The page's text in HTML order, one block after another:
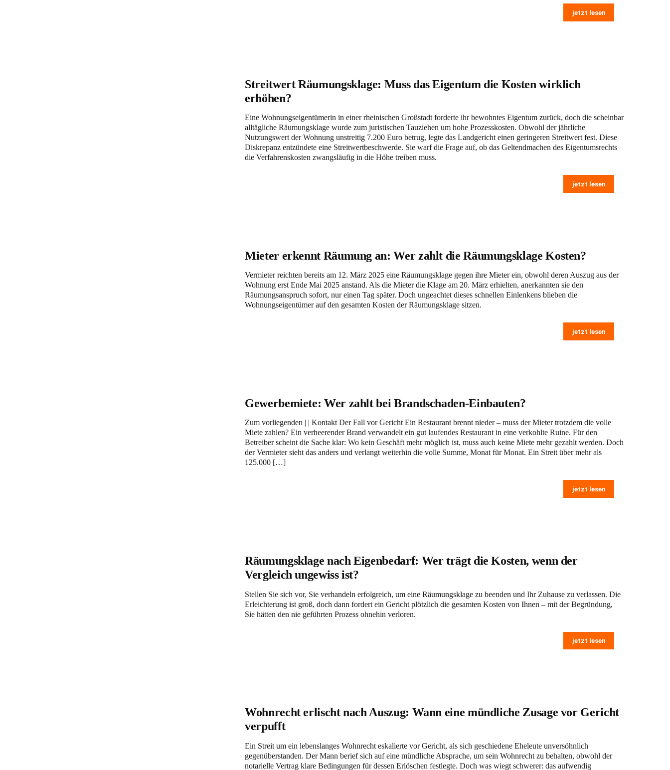
jetzt lesen
Streitwert Räumungsklage: Muss das Eigentum die Kosten wirklich
erhöhen?
Eine Wohnungseigentümerin in einer rheinischen Großstadt forderte ihr bewohntes Eigentum zurück, doch die scheinbar
alltägliche Räumungsklage wurde zum juristischen Tauziehen um hohe Prozesskosten. Obwohl der jährliche
Nutzungswert der Wohnung unstreitig 7.200 Euro betrug, legte das Landgericht einen geringeren Streitwert fest. Diese
Diskrepanz entzündete eine Streitwertbeschwerde. Sie warf die Frage auf, ob das Geltendmachen des Eigentumsrechts
die Verfahrenskosten zwangsläufig in die Höhe treiben muss.
jetzt lesen
Mieter erkennt Räumung an: Wer zahlt die Räumungsklage Kosten?
Vermieter reichten bereits am 12. März 2025 eine Räumungsklage gegen ihre Mieter ein, obwohl deren Auszug aus der
Wohnung erst Ende Mai 2025 anstand. Als die Mieter die Klage am 20. März erhielten, anerkannten sie den
Räumungsanspruch sofort, nur einen Tag später. Doch ungeachtet dieses schnellen Einlenkens blieben die
Wohnungseigentümer auf den gesamten Kosten der Räumungsklage sitzen.
jetzt lesen
Gewerbemiete: Wer zahlt bei Brandschaden-Einbauten?
Zum vorliegenden | | Kontakt Der Fall vor Gericht Ein Restaurant brennt nieder – muss der Mieter trotzdem die volle
Miete zahlen? Ein verheerender Brand verwandelt ein gut laufendes Restaurant in eine verkohlte Ruine. Für den
Betreiber scheint die Sache klar: Wo kein Geschäft mehr möglich ist, muss auch keine Miete mehr gezahlt werden. Doch
der Vermieter sieht das anders und verlangt weiterhin die volle Summe, Monat für Monat. Ein Streit über mehr als
125.000 […]
jetzt lesen
Räumungsklage nach Eigenbedarf: Wer trägt die Kosten, wenn der
Vergleich ungewiss ist?
Stellen Sie sich vor, Sie verhandeln erfolgreich, um eine Räumungsklage zu beenden und Ihr Zuhause zu verlassen. Die
Erleichterung ist groß, doch dann fordert ein Gericht plötzlich die gesamten Kosten von Ihnen – mit der Begründung,
Sie hätten den nie geführten Prozess ohnehin verloren.
jetzt lesen
Wohnrecht erlischt nach Auszug: Wann eine mündliche Zusage vor Gericht
verpufft
Ein Streit um ein lebenslanges Wohnrecht eskalierte vor Gericht, als sich geschiedene Eheleute unversöhnlich
gegenüberstanden. Der Mann berief sich auf eine mündliche Absprache, um sein Wohnrecht zu behalten, obwohl der
notarielle Vertrag klare Bedingungen für dessen Erlöschen festlegte. Doch was wiegt schwerer: das aufwendig